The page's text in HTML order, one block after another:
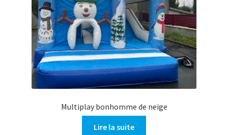
Multiplay bonhomme de neige
Lire la suite